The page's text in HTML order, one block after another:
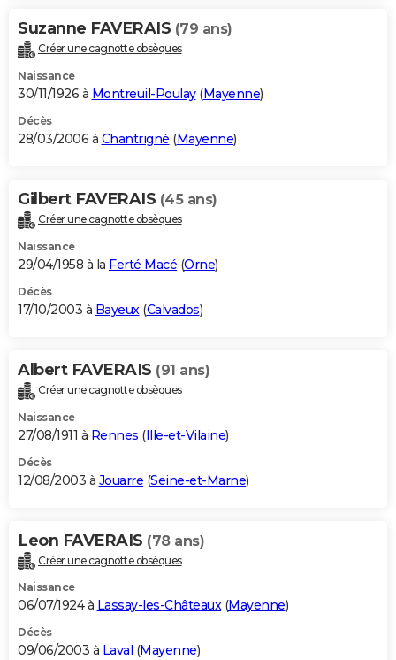
Suzanne FAVERAIS (79 ans)
Créer une cagnotte obsèques
Naissance
30/11/1926 à Montreuil-Poulay(Mayenne)
Décès
28/03/2006 à Chantrigné (Mayenne)
Gilbert FAVERAIS (45 ans)
Créer une cagnotte obsèques
Naissance
29/04/1958 à la Ferté Macé (Orne)
Décès
17/10/2003 à Bayeux(Calvados)
Albert FAVERAIS (91 ans)
Créer une cagnotte obsèques
Naissance
27/08/1911 à Rennes (Ille-et-Vilaine)
Décès
12/08/2003 à Jouarre (Seine-et-Marne)
Leon FAVERAIS (78 ans)
Créer une cagnotte obsèques
Naissance
06/07/1924 à Lassay-les-Châteaux(Mayenne)
Décès
09/06/2003 à Laval (Mayenne)